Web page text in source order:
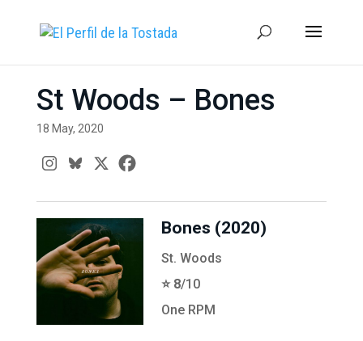
St Woods – Bones
18 May, 2020
Bones (2020)
St. Woods
⭐️ 8/10
One RPM